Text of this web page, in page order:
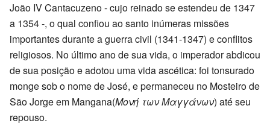
João IV Cantacuzeno - cujo reinado se estendeu de 1347
a 1354 -, o qual confiou ao santo inúmeras missões
importantes durante a guerra civil (1341-1347) e conflitos
religiosos. No último ano de sua vida, o imperador abdicou
de sua posição e adotou uma vida ascética: foi tonsurado
monge sob o nome de José, e permaneceu no Mosteiro de
São Jorge em Mangana(Μονή των Μαγγάνων) até seu
repouso.